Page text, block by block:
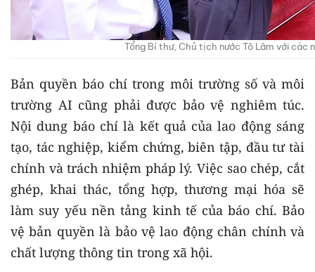
Tổng Bí thư, Chủ tịch nước Tô Lâm với các
Bản quyền báo chí trong môi trường số và môi
trường AI cũng phải được bảo vệ nghiêm túc.
Nội dung báo chí là kết quả của lao động sáng
tạo, tác nghiệp, kiểm chứng, biên tập, đầu tư tài
chính và trách nhiệm pháp lý. Việc sao chép, cắt
ghép, khai thác, tổng hợp, thương mại hóa sẽ
làm suy yếu nền tảng kinh tế của báo chí. Bảo
vệ bản quyền là bảo vệ lao động chân chính và
chất lượng thông tin trong xã hội.